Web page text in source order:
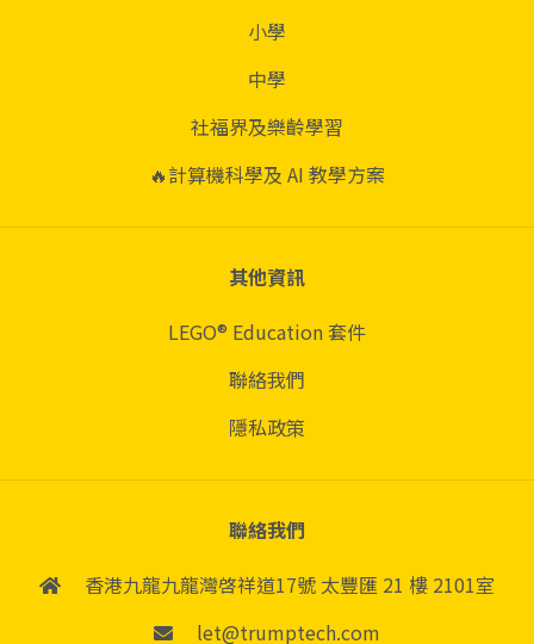
小學
中學
社福界及樂齡學習
🔥計算機科學及 AI 教學方案
其他資訊
LEGO® Education 套件
聯絡我們
隱私政策
聯絡我們
香港九龍九龍灣啓祥道17號 太豐匯 21 樓 2101室
let@trumptech.com